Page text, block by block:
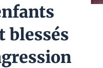
blessés